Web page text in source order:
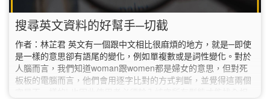
搜尋英文資料的好幫手─切截
作者：林芷君 英文有一個跟中文相比很麻煩的地方，就是─即使
是一樣的意思卻有語尾的變化，例如單複數或是詞性變化。對於
人腦而言，我們知道woman跟women都是婦女的意思，但對死
板板的電腦而言，他們會用逐字比對的方式判斷，並覺得這兩個